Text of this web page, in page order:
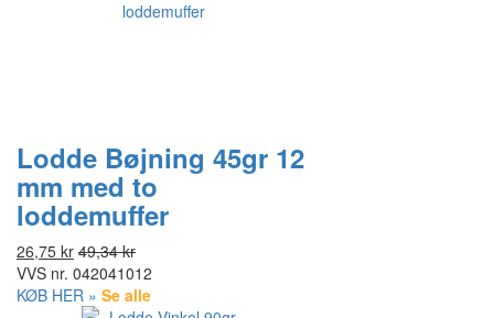
Lodde Bøjning 45gr 12
mm med to
loddemuffer
26,75 kr 49,34 kr
VVS nr. 042041012
KØB HER » Se alle